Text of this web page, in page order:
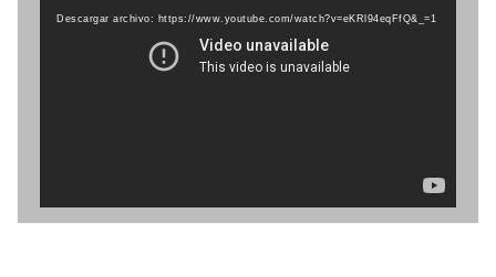
vídeo
Descargar archivo: https://www.youtube.com/watch?v=eKRl94eqFfQ&_=1